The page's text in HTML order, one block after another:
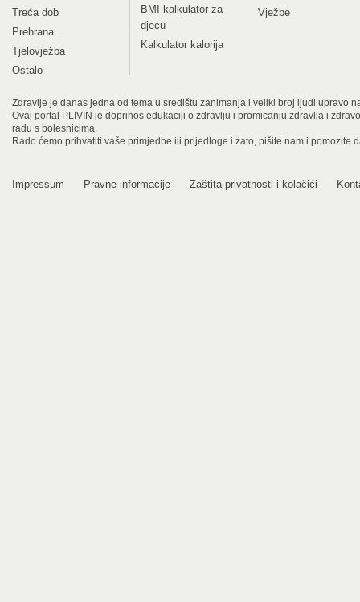
Treća dob
Prehrana
Tjelovježba
Ostalo
BMI kalkulator za
djecu
Kalkulator kalorija
Vježbe
Zdravlje je danas jedna od tema u središtu zanimanja i veliki broj ljudi upravo
Ovaj portal PLIVIN je doprinos edukaciji o zdravlju i promicanju zdravlja i
radu s bolesnicima.
Rado ćemo prihvatiti vaše primjedbe ili prijedloge i zato, pišite nam i pomozite
Impressum Pravne informacije Zaštita privatnosti i kolačići